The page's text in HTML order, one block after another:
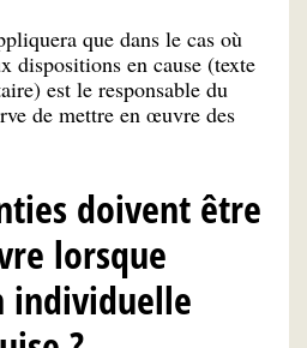
que dans le cas où
dispositions en cause (texte
est le responsable du
de mettre en œuvre des
doivent être
lorsque
individuelle